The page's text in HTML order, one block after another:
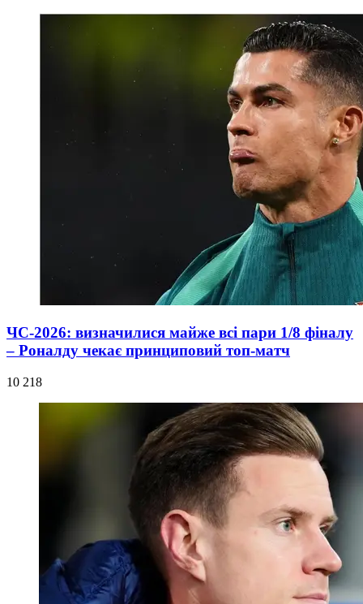
ЧС-2026: визначилися майже всі пари 1/8 фіналу
– Роналду чекає принциповий топ-матч
10 218